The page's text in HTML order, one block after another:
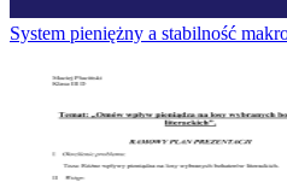
System pieniężny a stabilność